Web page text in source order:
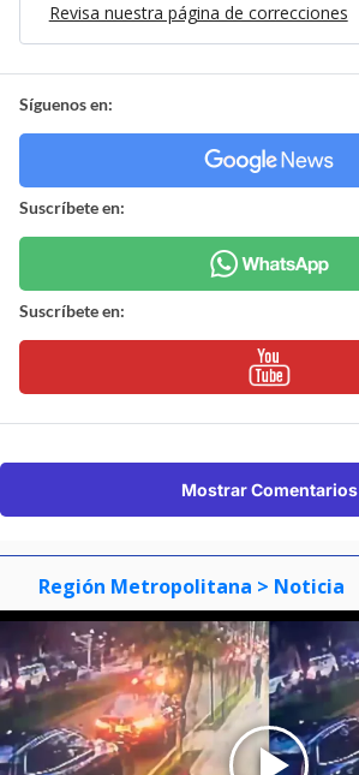
Revisa nuestra página de correcciones
Síguenos en:
Suscríbete en:
Suscríbete en:
Mostrar Comentarios
Región Metropolitana > Noticia